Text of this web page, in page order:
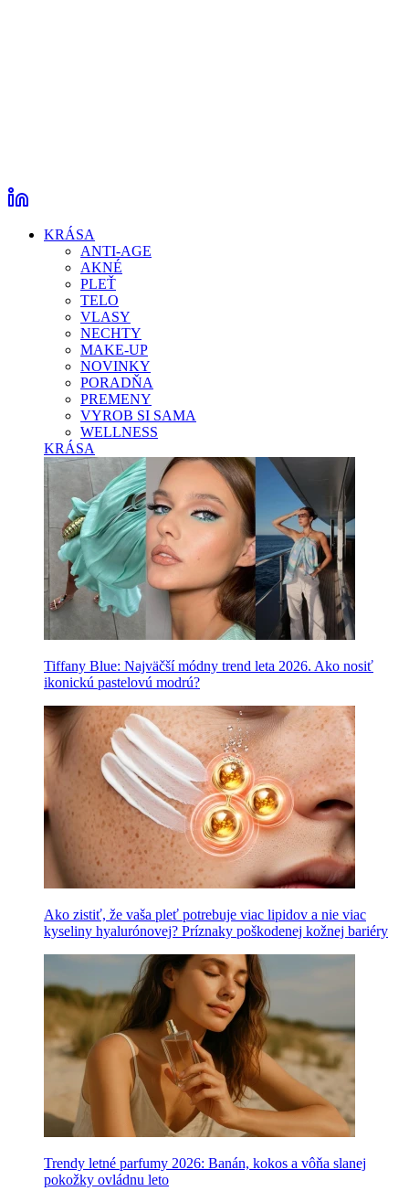
KRÁSA
ANTI-AGE
AKNÉ
PLEŤ
TELO
VLASY
NECHTY
MAKE-UP
NOVINKY
PORADŇA
PREMENY
VYROB SI SAMA
WELLNESS
KRÁSA
Tiffany Blue: Najväčší módny trend leta 2026. Ako nosiť
ikonickú pastelovú modrú?
Ako zistiť, že vaša pleť potrebuje viac lipidov a nie viac
kyseliny hyalurónovej? Príznaky poškodenej kožnej bariéry
Trendy letné parfumy 2026: Banán, kokos a vôňa slanej
pokožky ovládnu leto